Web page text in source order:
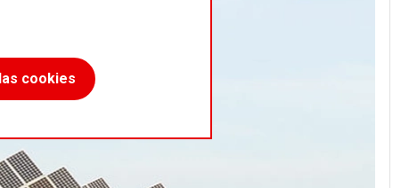
cookies